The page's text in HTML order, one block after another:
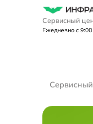
Сервисный
Ежедневно с